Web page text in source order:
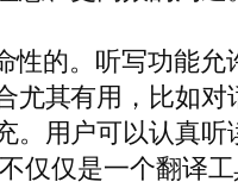
的。听写功能允
尤其有用，比如
。用户可以认真
仅仅是一个翻译